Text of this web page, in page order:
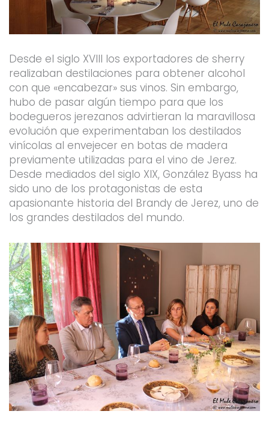
Desde el siglo XVIII los exportadores de sherry
realizaban destilaciones para obtener alcohol
con que «encabezar» sus vinos. Sin embargo,
hubo de pasar algún tiempo para que los
bodegueros jerezanos advirtieran la maravillosa
evolución que experimentaban los destilados
vinícolas al envejecer en botas de madera
previamente utilizadas para el vino de Jerez.
Desde mediados del siglo XIX, González Byass ha
sido uno de los protagonistas de esta
apasionante historia del Brandy de Jerez, uno de
los grandes destilados del mundo.